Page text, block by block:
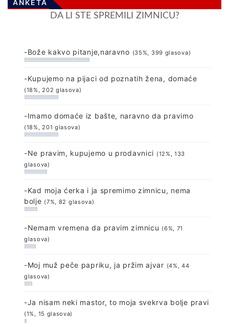
ANKETA
DA LI STE SPREMILI ZIMNICU?
-Bože kakvo pitanje,naravno (35%, 399 glasova)
-Kupujemo na pijaci od poznatih žena, domaće
(18%, 202 glasova)
-Imamo domaće iz bašte, naravno da pravimo
(18%, 201 glasova)
-Ne pravim, kupujemo u prodavnici (12%, 133
glasova)
-Kad moja ćerka i ja spremimo zimnicu, nema
bolje (7%, 82 glasova)
-Nemam vremena da pravim zimnicu (6%, 71
glasova)
-Moj muž peče papriku, ja pržim ajvar (4%, 44
glasova)
-Ja nisam neki mastor, to moja svekrva bolje pravi
(1%, 15 glasova)